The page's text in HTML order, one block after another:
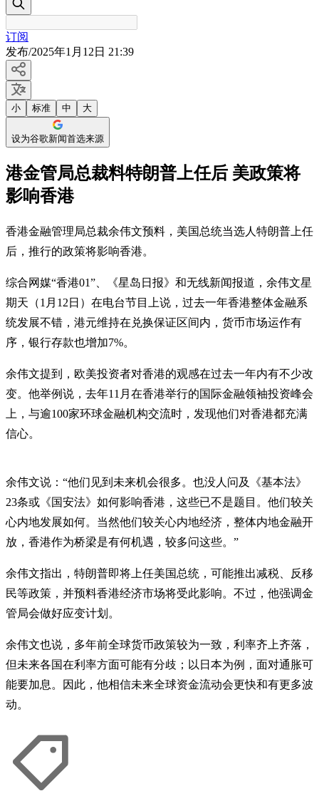
订阅
发布/2025年1月12日 21:39
小 标准 中 大
设为谷歌新闻首选来源
港金管局总裁料特朗普上任后 美政策将
影响香港
香港金融管理局总裁余伟文预料，美国总统当选人特朗普上任
后，推行的政策将影响香港。
综合网媒“香港01”、《星岛日报》和无线新闻报道，余伟文星
期天（1月12日）在电台节目上说，过去一年香港整体金融系
统发展不错，港元维持在兑换保证区间内，货币市场运作有
序，银行存款也增加7%。
余伟文提到，欧美投资者对香港的观感在过去一年内有不少改
变。他举例说，去年11月在香港举行的国际金融领袖投资峰会
上，与逾100家环球金融机构交流时，发现他们对香港都充满
信心。
余伟文说：“他们见到未来机会很多。也没人问及《基本法》
23条或《国安法》如何影响香港，这些已不是题目。他们较关
心内地发展如何。当然他们较关心内地经济，整体内地金融开
放，香港作为桥梁是有何机遇，较多问这些。”
余伟文指出，特朗普即将上任美国总统，可能推出减税、反移
民等政策，并预料香港经济市场将受此影响。不过，他强调金
管局会做好应变计划。
余伟文也说，多年前全球货币政策较为一致，利率齐上齐落，
但未来各国在利率方面可能有分歧；以日本为例，面对通胀可
能要加息。因此，他相信未来全球资金流动会更快和有更多波
动。